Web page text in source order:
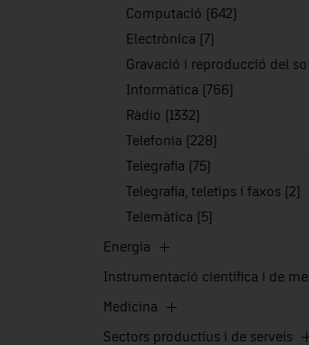
Computació (642)
Electrònica (7)
Gravació i reproducció del so
Informàtica (766)
Ràdio (1332)
Telefonia (228)
Telegrafia (75)
Telegrafia, teletips i faxos (2)
Telemàtica (5)
Energia
Instrumentació científica i de
Medicina
Sectors productius i de serveis